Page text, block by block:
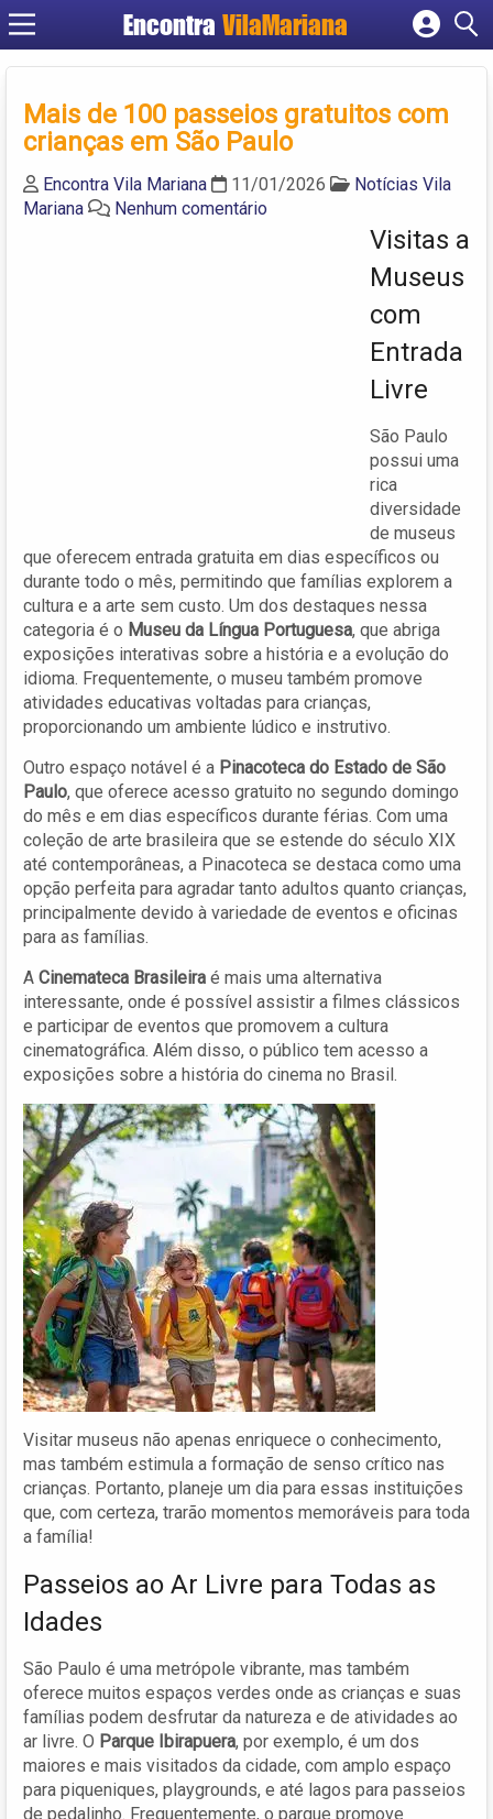
EncontraVilaMariana
Cadastrar empresa
Criar conta
Mais de 100 passeios gratuitos com
crianças em São Paulo
Encontra Vila Mariana 11/01/2026
Notícias Vila
Mariana
Nenhum comentário
Visitas a
Museus
com
Entrada
Livre
São Paulo
possui uma
rica
diversidade
de museus
que oferecem entrada gratuita em dias específicos ou
durante todo o mês, permitindo que famílias explorem a
cultura e a arte sem custo. Um dos destaques nessa
categoria é o Museu da Língua Portuguesa, que abriga
exposições interativas sobre a história e a evolução do
idioma. Frequentemente, o museu também promove
atividades educativas voltadas para crianças,
proporcionando um ambiente lúdico e instrutivo.
Outro espaço notável é a Pinacoteca do Estado de São
Paulo, que oferece acesso gratuito no segundo domingo
do mês e em dias específicos durante férias. Com uma
coleção de arte brasileira que se estende do século XIX
até contemporâneas, a Pinacoteca se destaca como uma
opção perfeita para agradar tanto adultos quanto crianças,
principalmente devido à variedade de eventos e oficinas
para as famílias.
A Cinemateca Brasileira é mais uma alternativa
interessante, onde é possível assistir a filmes clássicos
e participar de eventos que promovem a cultura
cinematográfica. Além disso, o público tem acesso a
exposições sobre a história do cinema no Brasil.
Visitar museus não apenas enriquece o conhecimento,
mas também estimula a formação de senso crítico nas
crianças. Portanto, planeje um dia para essas instituições
que, com certeza, trarão momentos memoráveis para toda
a família!
Passeios ao Ar Livre para Todas as
Idades
São Paulo é uma metrópole vibrante, mas também
oferece muitos espaços verdes onde as crianças e suas
famílias podem desfrutar da natureza e de atividades ao
ar livre. O Parque Ibirapuera, por exemplo, é um dos
maiores e mais visitados da cidade, com amplo espaço
para piqueniques, playgrounds, e até lagos para passeios
de pedalinho. Frequentemente, o parque promove